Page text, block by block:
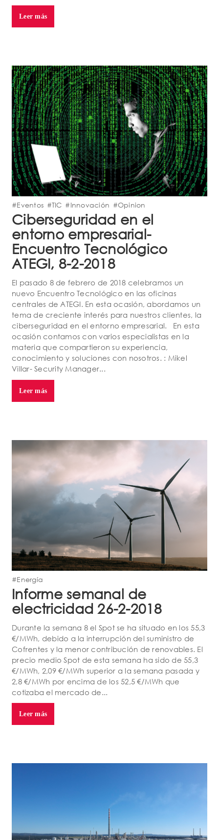
Leer más
#Eventos #TIC #Innovación #Opinion
Ciberseguridad en el
entorno empresarial-
Encuentro Tecnológico
ATEGI, 8-2-2018
El pasado 8 de febrero de 2018 celebramos un
nuevo Encuentro Tecnológico en las oficinas
centrales de ATEGI. En esta ocasión, abordamos un
tema de creciente interés para nuestros clientes, la
ciberseguridad en el entorno empresarial. En esta
ocasión contamos con varios especialistas en la
materia que compartieron su experiencia,
conocimiento y soluciones con nosotros. : Mikel
Villar- Security Manager...
Leer más
#Energía
Informe semanal de
electricidad 26-2-2018
Durante la semana 8 el Spot se ha situado en los 55,3
€/MWh, debido a la interrupción del suministro de
Cofrentes y la menor contribución de renovables. El
precio medio Spot de esta semana ha sido de 55,3
€/MWh, 2,09 €/MWh superior a la semana pasada y
2,8 €/MWh por encima de los 52,5 €/MWh que
cotizaba el mercado de...
Leer más